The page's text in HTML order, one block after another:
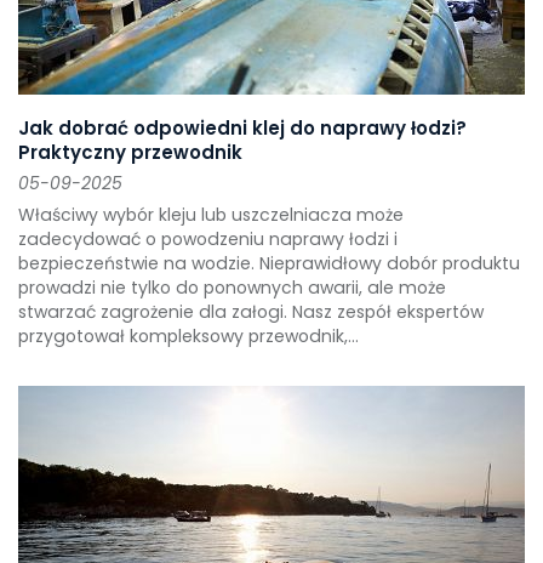
Jak dobrać odpowiedni klej do naprawy łodzi?
Praktyczny przewodnik
05-09-2025
Właściwy wybór kleju lub uszczelniacza może
zadecydować o powodzeniu naprawy łodzi i
bezpieczeństwie na wodzie. Nieprawidłowy dobór produktu
prowadzi nie tylko do ponownych awarii, ale może
stwarzać zagrożenie dla załogi. Nasz zespół ekspertów
przygotował kompleksowy przewodnik,...